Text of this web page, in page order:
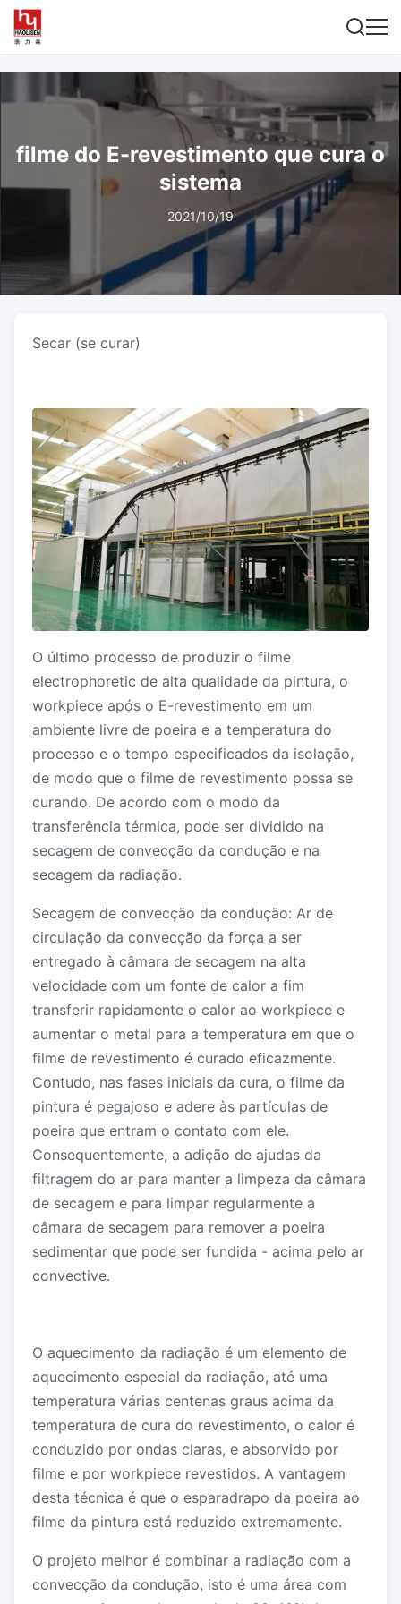
filme do E-revestimento que cura o
sistema
2021/10/19
Secar (se curar)
O último processo de produzir o filme
electrophoretic de alta qualidade da pintura, o
workpiece após o E-revestimento em um
ambiente livre de poeira e a temperatura do
processo e o tempo especificados da isolação,
de modo que o filme de revestimento possa se
curando. De acordo com o modo da
transferência térmica, pode ser dividido na
secagem de convecção da condução e na
secagem da radiação.
Secagem de convecção da condução: Ar de
circulação da convecção da força a ser
entregado à câmara de secagem na alta
velocidade com um fonte de calor a fim
transferir rapidamente o calor ao workpiece e
aumentar o metal para a temperatura em que o
filme de revestimento é curado eficazmente.
Contudo, nas fases iniciais da cura, o filme da
pintura é pegajoso e adere às partículas de
poeira que entram o contato com ele.
Consequentemente, a adição de ajudas da
filtragem do ar para manter a limpeza da câmara
de secagem e para limpar regularmente a
câmara de secagem para remover a poeira
sedimentar que pode ser fundida - acima pelo ar
convective.
O aquecimento da radiação é um elemento de
aquecimento especial da radiação, até uma
temperatura várias centenas graus acima da
temperatura de cura do revestimento, o calor é
conduzido por ondas claras, e absorvido por
filme e por workpiece revestidos. A vantagem
desta técnica é que o esparadrapo da poeira ao
filme da pintura está reduzido extremamente.
O projeto melhor é combinar a radiação com a
convecção da condução, isto é uma área com